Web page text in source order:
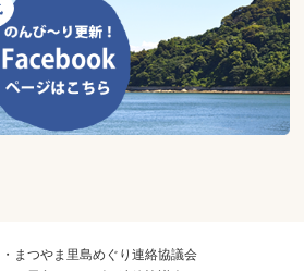
まつやま里島めぐり連絡協議会